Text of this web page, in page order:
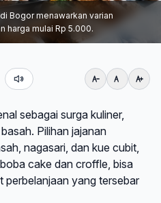
Bogor menawarkan varian
harga mulai Rp 5.000.
sebagai surga kuliner,
Pilihan jajanan
nagasari, dan kue cubit,
cake dan croffle, bisa
perbelanjaan yang tersebar